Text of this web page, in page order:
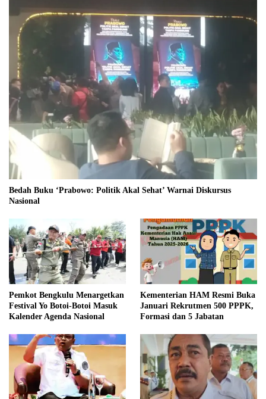
Bedah Buku ‘Prabowo: Politik Akal Sehat’ Warnai Diskursus
Nasional
Pemkot Bengkulu Menargetkan
Festival Yo Botoi-Botoi Masuk
Kalender Agenda Nasional
Kementerian HAM Resmi Buka
Januari Rekrutmen 500 PPPK,
Formasi dan 5 Jabatan